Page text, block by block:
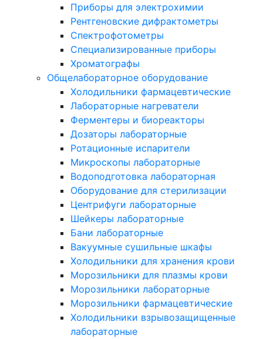
Приборы для электрохимии
Рентгеновские дифрактометры
Спектрофотометры
Специализированные приборы
Хроматографы
Общелабораторное оборудование
Холодильники фармацевтические
Лабораторные нагреватели
Ферментеры и биореакторы
Дозаторы лабораторные
Ротационные испарители
Микроскопы лабораторные
Водоподготовка лабораторная
Оборудование для стерилизации
Центрифуги лабораторные
Шейкеры лабораторные
Бани лабораторные
Вакуумные сушильные шкафы
Холодильники для хранения крови
Морозильники для плазмы крови
Морозильники лабораторные
Морозильники фармацевтические
Холодильники взрывозащищенные
лабораторные